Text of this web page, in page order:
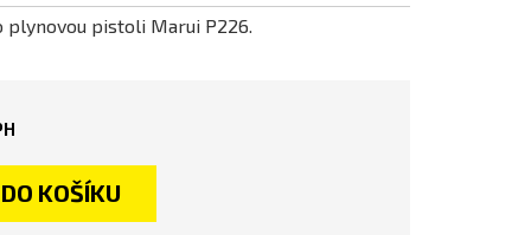
plynovou pistoli Marui P226.
DO KOŠÍKU